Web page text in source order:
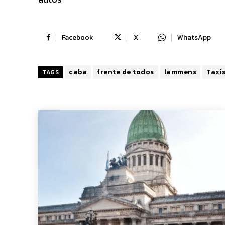
Facebook X WhatsApp
TAGS caba frente de todos lammens